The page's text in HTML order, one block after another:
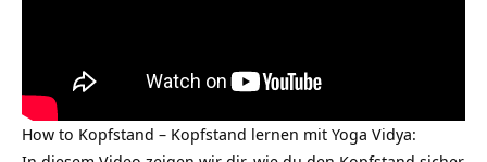
How to Kopfstand – Kopfstand lernen mit Yoga Vidya: